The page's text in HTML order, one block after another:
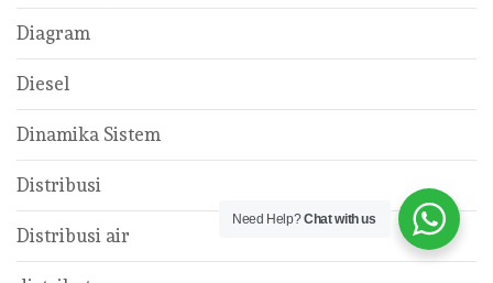
Diagram
Diesel
Dinamika Sistem
Distribusi
Distribusi air
Need Help?Chat with us